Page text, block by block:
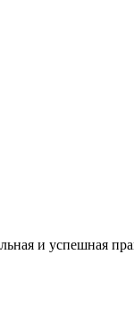
и успешная